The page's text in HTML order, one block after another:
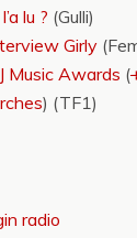
lu ? (Gulli)
Girly
Music Awards (
) (TF1)
radio